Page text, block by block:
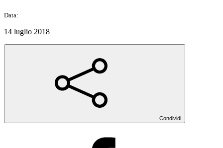
Data:
14 luglio 2018
Condividi